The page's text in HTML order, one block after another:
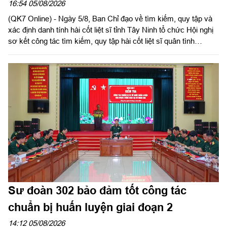
đẩy mạnh Chiến dịch 500 ngày đêm
16:54 05/08/2026
(QK7 Online) - Ngày 5/8, Ban Chỉ đạo về tìm kiếm, quy tập và
xác định danh tính hài cốt liệt sĩ tỉnh Tây Ninh tổ chức Hội nghị
sơ kết công tác tìm kiếm, quy tập hài cốt liệt sĩ quân tình
tranh tại Campuchia đưa về nước giai đoạn XXV; rút kinh
nghiệm sau 60 ngày triển khai lấy mẫu hài cốt liệt sĩ; phát động
đợt thi đua cao điểm với chủ đề “350 ngày đêm thần tốc, quyết
thắng”. Đồng chí Phạm Tấn Hòa, Phó chủ tịch UBND tỉnh Tây
Ninh, Trưởng ban Chỉ đạo về tìm kiếm, quy tập và xác định
danh tính hài cốt liệt sĩ tỉnh Tây Ninh chủ trì hội nghị.
Sư đoàn 302 bảo đảm tốt công tác
chuẩn bị huấn luyện giai đoạn 2
14:12 05/08/2026